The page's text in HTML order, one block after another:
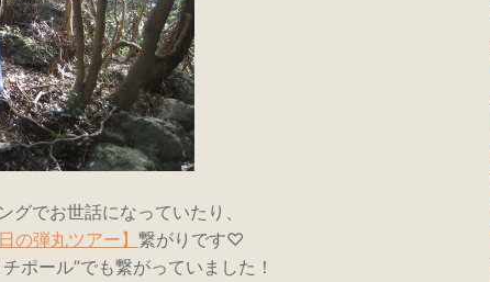
でお世話になっていたり、
の弾丸ツアー】 繋がりです♡
ポール”でも繋がっていました！